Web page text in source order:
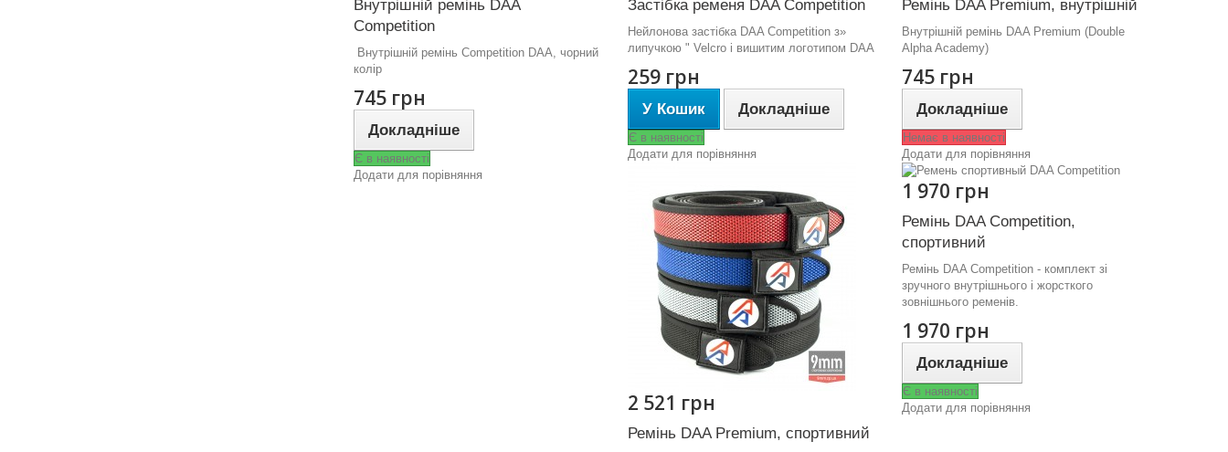
Внутрішній ремінь DAA
Competition
Внутрішній ремінь Competition DAA, чорний
колір
745 грн
Докладніше
Є в наявності
Додати для порівняння
Застібка ременя DAA Competition
Нейлонова застібка DAA Competition з»
липучкою " Velcro і вишитим логотипом DAA
259 грн
У Кошик Докладніше
Є в наявності
Додати для порівняння
Ремінь DAA Premium, внутрішній
Внутрішній ремінь DAA Premium (Double
Alpha Academy)
745 грн
Докладніше
Немає в наявності
Додати для порівняння
2 521 грн
Ремінь DAA Premium, спортивний
1 970 грн
Ремінь DAA Competition,
спортивний
Ремінь DAA Competition - комплект зі
зручного внутрішнього і жорсткого
зовнішнього ременів.
1 970 грн
Докладніше
Є в наявності
Додати для порівняння